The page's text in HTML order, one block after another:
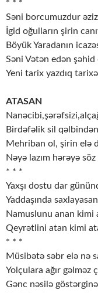
* * *
Səni borcumuzdur
İgid oğulların şirin
Böyük Yaradanın
Səni Vətən edən şəhid
Yeni tarix yazdıq
ATASAN
Birdəfəlik sil
Mehriban ol, şirin elə
Nəyə lazım hərəyə söz
* * *
Yaxşı dostu dar
Yaddaşında
Namuslunu anan kimi
Qeyrətlini atan kimi
* * *
Müsibətə səbr elə nə
Yolçulara ağır gəlməz
Gənc nəsilə